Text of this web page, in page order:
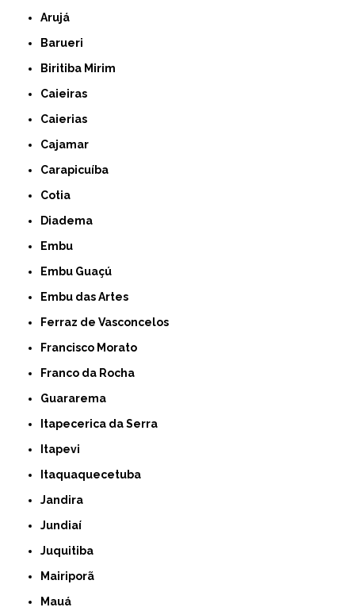
Arujá
Barueri
Biritiba Mirim
Caieiras
Caierias
Cajamar
Carapicuíba
Cotia
Diadema
Embu
Embu Guaçú
Embu das Artes
Ferraz de Vasconcelos
Francisco Morato
Franco da Rocha
Guararema
Itapecerica da Serra
Itapevi
Itaquaquecetuba
Jandira
Jundiaí
Juquitiba
Mairiporã
Mauá